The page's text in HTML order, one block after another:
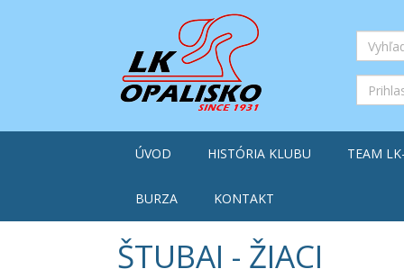
ÚVOD HISTÓRIA KLUBU TEAM
BURZA KONTAKT
ŠTUBAI - ŽIACI